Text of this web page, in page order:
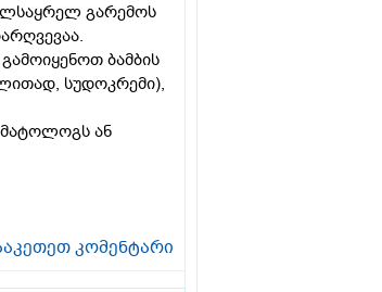
გარემოს
ბამბის
სუდოკრემი),
ან
კომენტარი